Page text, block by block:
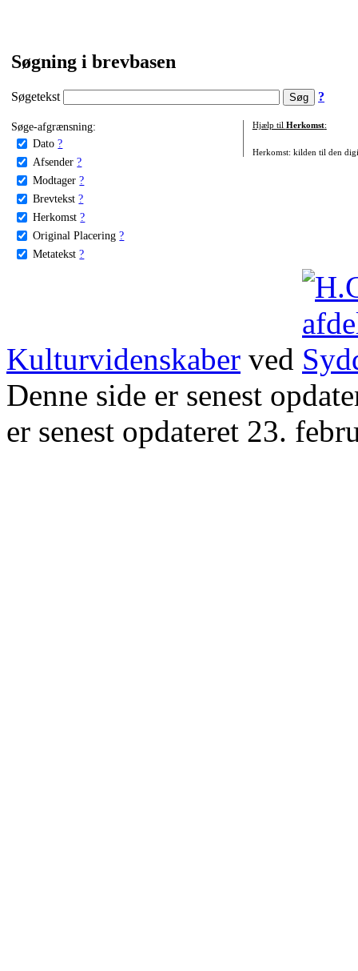
Søgning i brevbasen
Søgetekst ?
Søge-afgrænsning:
Dato ?
Afsender ?
Modtager ?
Brevtekst ?
Herkomst ?
Original Placering ?
Metatekst ?
Hjælp til Herkomst:
Herkomst: kilden til den
Kulturvidenskaber ved
Denne side er senest
er senest opdateret 23.